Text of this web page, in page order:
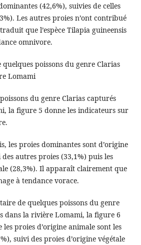
(42,6%), suivies de celles
Les autres proies n’ont contribué
que l’espèce Tilapia guineensis
omnivore.
poissons du genre Clarias
Lomami
du genre Clarias capturés
la figure 5 donne les indicateurs sur
les proies dominantes sont d’origine
autres proies (33,1%) puis les
(28,3%). Il apparaît clairement que
à tendance vorace.
de quelques poissons du genre
dans la rivière Lomami, la figure 6
proies d’origine animale sont les
suivi des proies d’origine végétale